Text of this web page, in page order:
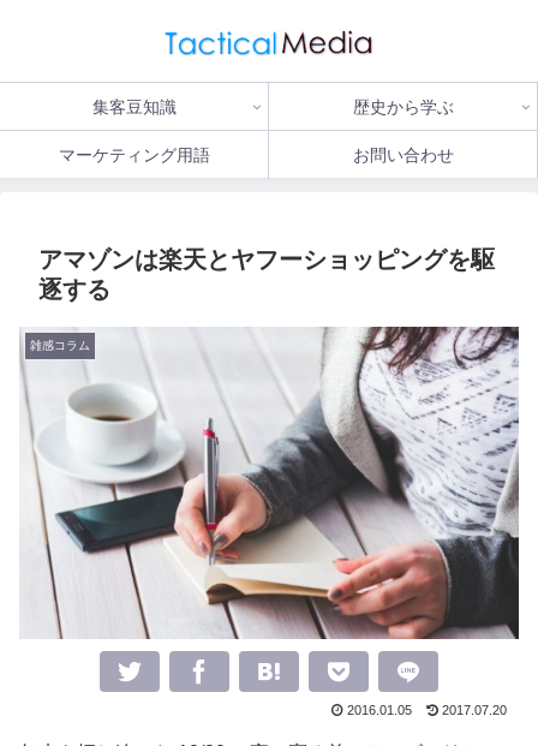
集客豆知識 歴史から学ぶ
マーケティング用語 お問い合わせ
アマゾンは楽天とヤフーショッピングを駆
逐する
雑感コラム
2016.01.05 2017.07.20